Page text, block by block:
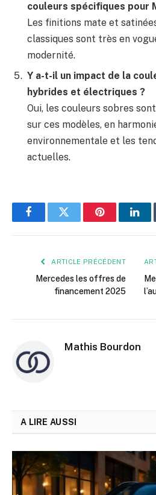
couleurs spécifiques pour
Les finitions mate et
classiques sont très en
modernité.
Y a-t-il un impact de la
hybrides et électriques ?
Oui, les couleurs sobres
sur ces modèles, en
environnementale et les
actuelles.
FacebookTwitter Pinterest
ARTICLE PRÉCÉDENT
Mercedes les offres de
financement 2025
Mathis Bourdon
A LIRE AUSSI